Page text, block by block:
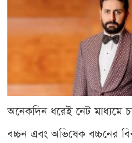
অনেকদিন ধরেই নেট মাধ্যমে
বচ্চন এবং অভিষেক বচ্চনের